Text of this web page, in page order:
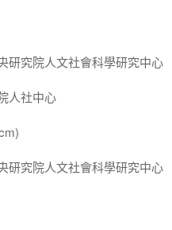
研究院人文社會科學研究中心
人社中心
研究院人文社會科學研究中心